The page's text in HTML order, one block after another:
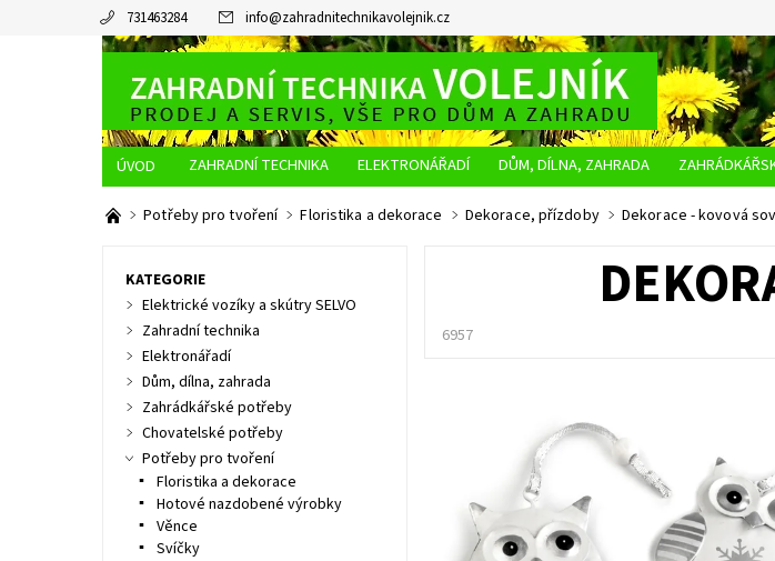
731463284 info@zahradnitechnikavolejnik.cz
ZAHRADNÍ TECHNIKA ELEKTRONÁŘADÍ DŮM, DÍLNA, ZAHRADA
O NÁS
JAK NAKUPOVAT DOPRAVA A PLATBA OBCHODNÍ PODMÍNKY OCHRANA
Potřeby pro tvoření Floristika a dekorace Dekorace, přízdoby Dekorace - kovová
6957
KATEGORIE
Elektrické vozíky a skútry SELVO
Zahradní technika
Elektronářadí
Dům, dílna, zahrada
Zahrádkářské potřeby
Chovatelské potřeby
Potřeby pro tvoření
Floristika a dekorace
Hotové nazdobené výrobky
Věnce
Svíčky